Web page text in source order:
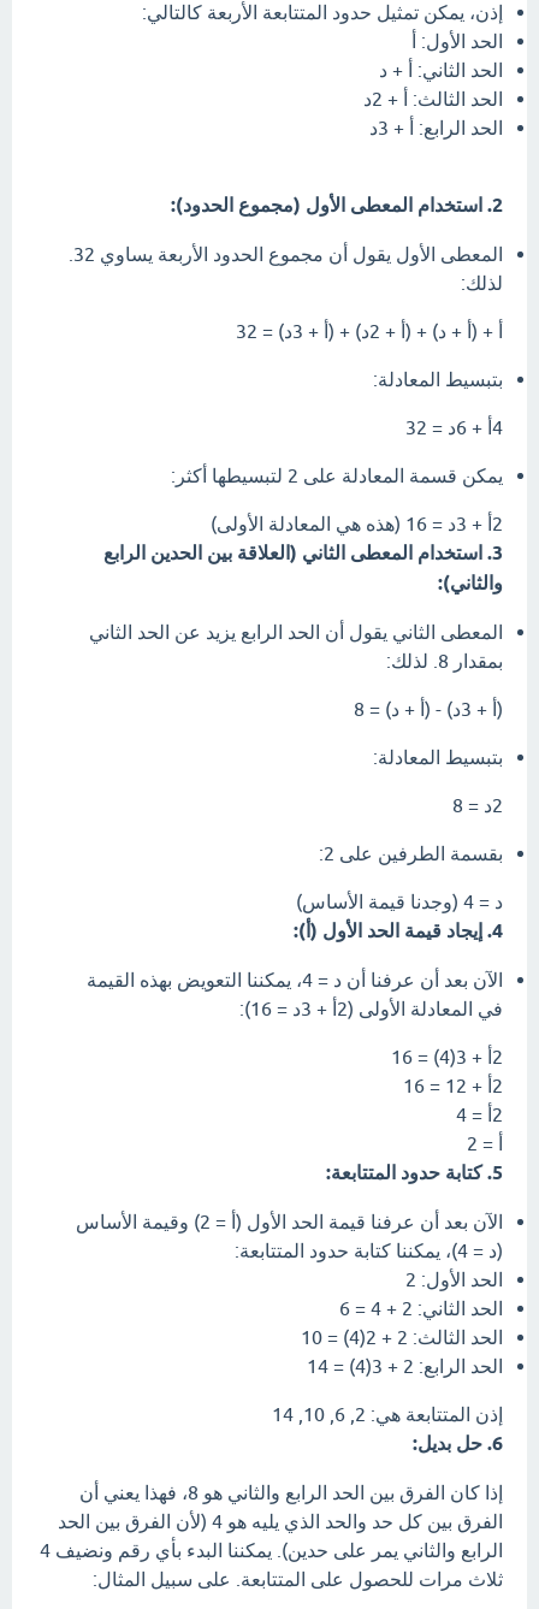
إذن، يمكن تمثيل حدود المتتابعة الأربعة كالتالي:
الحد الأول: أ
الحد الثاني: أ + د
الحد الثالث: أ + 2د
الحد الرابع: أ + 3د
2. استخدام المعطى الأول (مجموع الحدود):
لذلك:
أ + (أ + د) + (أ + 2د) + (أ + 3د) = 32
بتبسيط المعادلة:
4أ + 6د = 32
يمكن قسمة المعادلة على 2 لتبسيطها أكثر:
2أ + 3د = 16 (هذه هي المعادلة الأولى)
3. استخدام المعطى الثاني (العلاقة بين الحدين الرابع
والثاني):
المعطى الثاني يقول أن الحد الرابع يزيد عن الحد الثاني
بمقدار 8. لذلك:
(أ + 3د) - (أ + د) = 8
بتبسيط المعادلة:
2د = 8
بقسمة الطرفين على 2:
د = 4 (وجدنا قيمة الأساس)
4. إيجاد قيمة الحد الأول (أ):
الآن بعد أن عرفنا أن د = 4، يمكننا التعويض بهذه القيمة
في المعادلة الأولى (2أ + 3د = 16):
2أ + 3(4) = 16
2أ + 12 = 16
2أ = 4
أ = 2
5. كتابة حدود المتتابعة:
الآن بعد أن عرفنا قيمة الحد الأول (أ = 2) وقيمة الأساس
(د = 4)، يمكننا كتابة حدود المتتابعة:
الحد الأول: 2
الحد الثاني: 2 + 4 = 6
الحد الثالث: 2 + 2(4) = 10
الحد الرابع: 2 + 3(4) = 14
إذن المتتابعة هي: 2, 6, 10, 14
6. حل بديل:
إذا كان الفرق بين الحد الرابع والثاني هو 8، فهذا يعني أن
الفرق بين كل حد والحد الذي يليه هو 4 (لأن الفرق بين الحد
الرابع والثاني يمر على حدين). يمكننا البدء بأي رقم ونضيف 4
ثلاث مرات للحصول على المتتابعة. على سبيل المثال: